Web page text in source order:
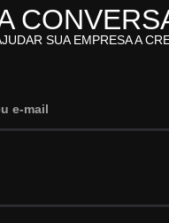
SUA EMPRESA A